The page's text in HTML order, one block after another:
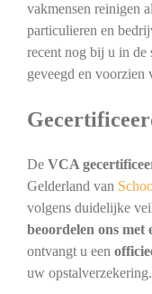
vakmensen reinigen
particulieren en
recent nog bij u in de
geveegd en voorzien
De VCA
Gelderland van
volgens duidelijke
beoordelen ons met
ontvangt u een
uw opstalverzekering.